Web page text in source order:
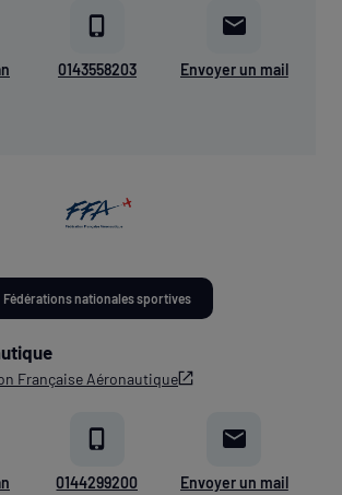
0143558203 Envoyer un mail
Française Aéronautique
Fédérations nationales sportives
0144299200 Envoyer un mail